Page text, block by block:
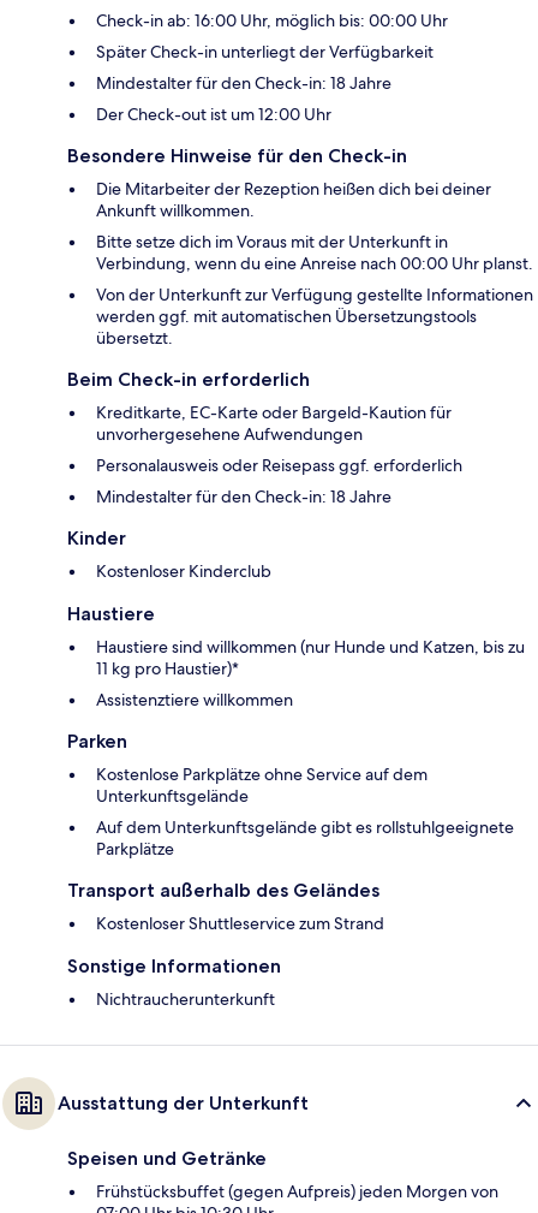
Check-in ab: 16:00 Uhr, möglich bis: 00:00 Uhr
Später Check-in unterliegt der Verfügbarkeit
Mindestalter für den Check-in: 18 Jahre
Der Check-out ist um 12:00 Uhr
Besondere Hinweise für den Check-in
Die Mitarbeiter der Rezeption heißen dich bei deiner
Ankunft willkommen.
Bitte setze dich im Voraus mit der Unterkunft in
Verbindung, wenn du eine Anreise nach 00:00 Uhr planst.
Von der Unterkunft zur Verfügung gestellte Informationen
werden ggf. mit automatischen Übersetzungstools
übersetzt.
Beim Check-in erforderlich
Kreditkarte, EC-Karte oder Bargeld-Kaution für
unvorhergesehene Aufwendungen
Personalausweis oder Reisepass ggf. erforderlich
Mindestalter für den Check-in: 18 Jahre
Kinder
Kostenloser Kinderclub
Haustiere
Haustiere sind willkommen (nur Hunde und Katzen, bis zu
11 kg pro Haustier)*
Assistenztiere willkommen
Parken
Kostenlose Parkplätze ohne Service auf dem
Unterkunftsgelände
Auf dem Unterkunftsgelände gibt es rollstuhlgeeignete
Parkplätze
Transport außerhalb des Geländes
Kostenloser Shuttleservice zum Strand
Sonstige Informationen
Nichtraucherunterkunft
Ausstattung der Unterkunft
Speisen und Getränke
Frühstücksbuffet (gegen Aufpreis) jeden Morgen von